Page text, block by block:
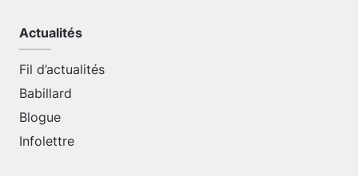
Actualités
Fil d’actualités
Babillard
Blogue
Infolettre